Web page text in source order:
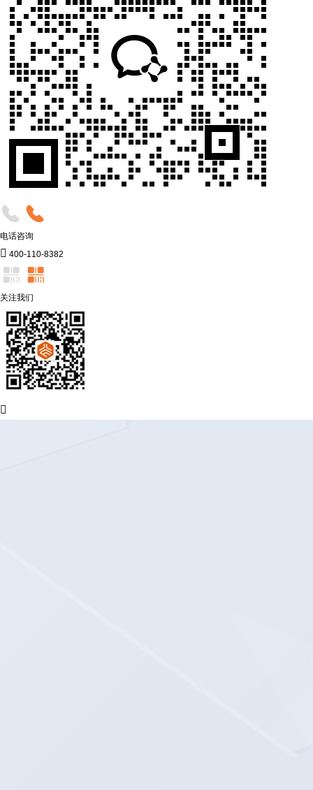
电话咨询
 400-110-8382
关注我们
